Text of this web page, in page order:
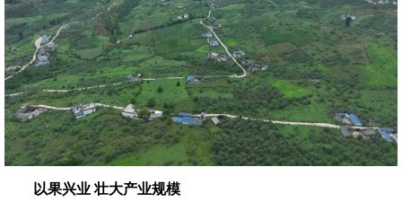
以果兴业 壮大产业规模